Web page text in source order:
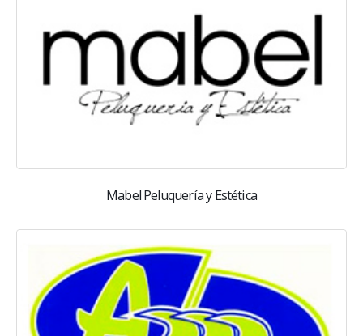
Mabel Peluquería y Estética